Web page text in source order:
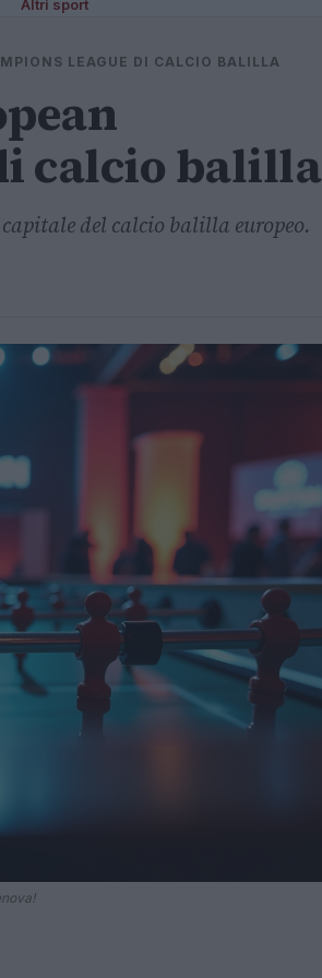
Altri sport
LEAGUE DI CALCIO BALILLA
calcio balilla
del calcio balilla europeo.